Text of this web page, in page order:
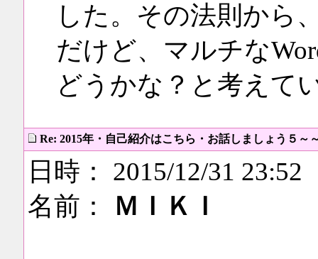
した。その法則から
だけど、マルチな
どうかな？と考えて
Re: 2015年・自己紹介はこちら・お話しましょう５～
日時： 2015/12/31 23:52
名前：
ＭＩＫＩ